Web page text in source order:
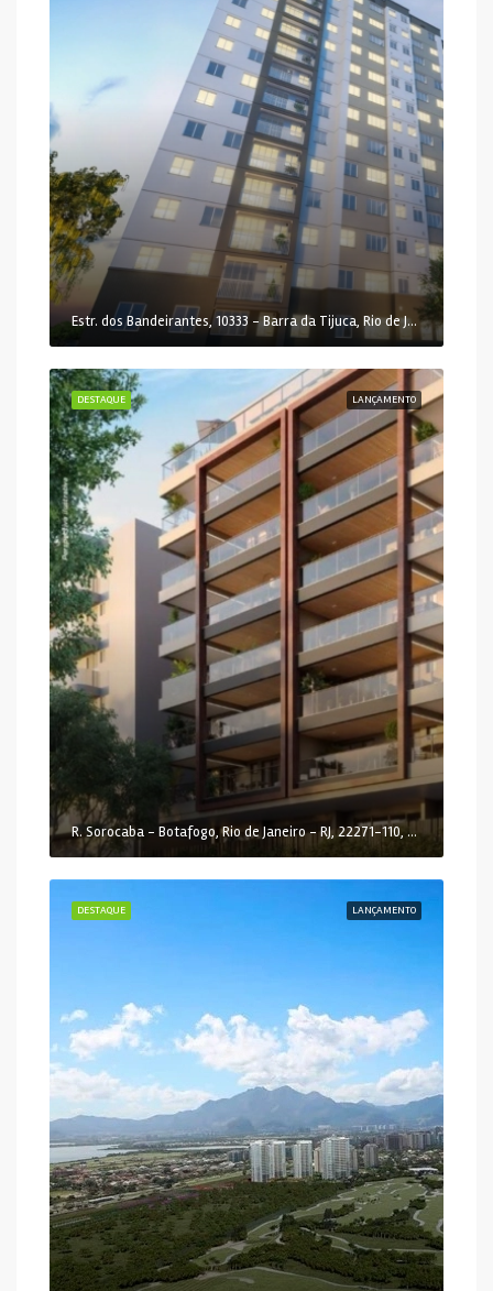
Estr. dos Bandeirantes, 10333 - Barra da Tijuca, Rio de Janeiro - RJ, 22783-115, Brasil
LANÇAMENTO
DESTAQUE
R. Sorocaba - Botafogo, Rio de Janeiro - RJ, 22271-110, Brasil
LANÇAMENTO
DESTAQUE